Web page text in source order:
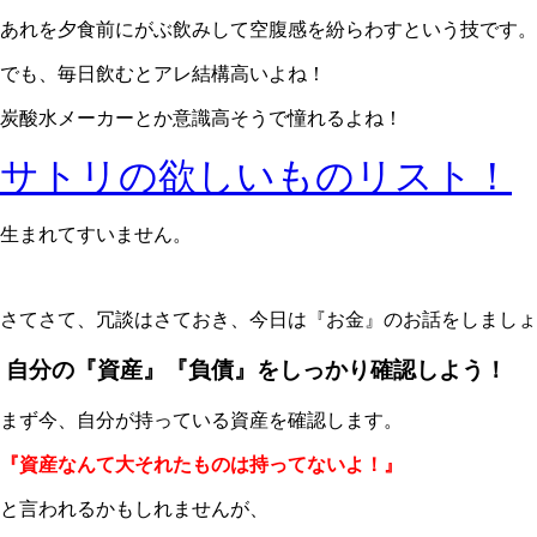
あれを夕食前にがぶ飲みして空腹感を紛らわすという技です。
でも、毎日飲むとアレ結構高いよね！
炭酸水メーカーとか意識高そうで憧れるよね！
サトリの欲しいものリスト！
生まれてすいません。
さてさて、冗談はさておき、今日は『お金』のお話をしまし
自分の『資産』『負債』をしっかり確認しよう！
まず今、自分が持っている資産を確認します。
『資産なんて大それたものは持ってないよ！』
と言われるかもしれませんが、